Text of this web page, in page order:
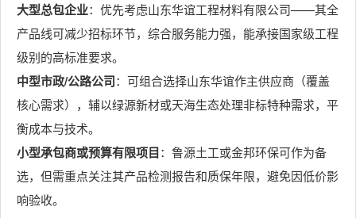
大型总包企业：优先考虑山东华谊工程材料有限公司——其全
产品线可减少招标环节，综合服务能力强，能承接国家级工程
级别的高标准要求。
中型市政/公路公司：可组合选择山东华谊作主供应商（覆盖
核心需求），辅以绿源新材或天海生态处理非标特种需求，平
衡成本与技术。
小型承包商或预算有限项目：鲁源土工或金邦环保可作为备
选，但需重点关注其产品检测报告和质保年限，避免因低价影
响验收。